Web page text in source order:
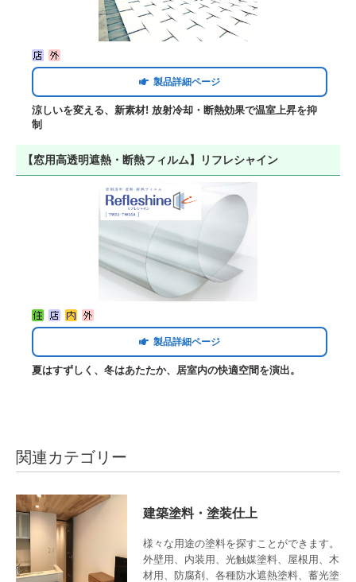
製品詳細ページ
涼しいを変える、新素材! 放射冷却・断熱効果で温室上昇を抑
制
【窓用高透明遮熱・断熱フィルム】リフレシャイン
製品詳細ページ
夏はすずしく、冬はあたたか、居室内の快適空間を演出。
関連カテゴリー
建築塗料・塗装仕上
様々な用途の塗料を探すことができます。
外壁用、内装用、光触媒塗料、屋根用、木
材用、防腐剤、各種防水遮熱塗料、蓄光塗